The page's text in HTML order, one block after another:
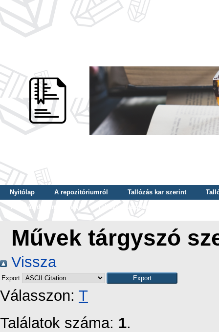
Nyitólap A repozitóriumról Tallózás kar szerint
Tallózás dátum szerint
Tallózás tudományterület szerint
Művek tárgyszó
Vissza
Export
Válasszon: T
Találatok száma: 1.